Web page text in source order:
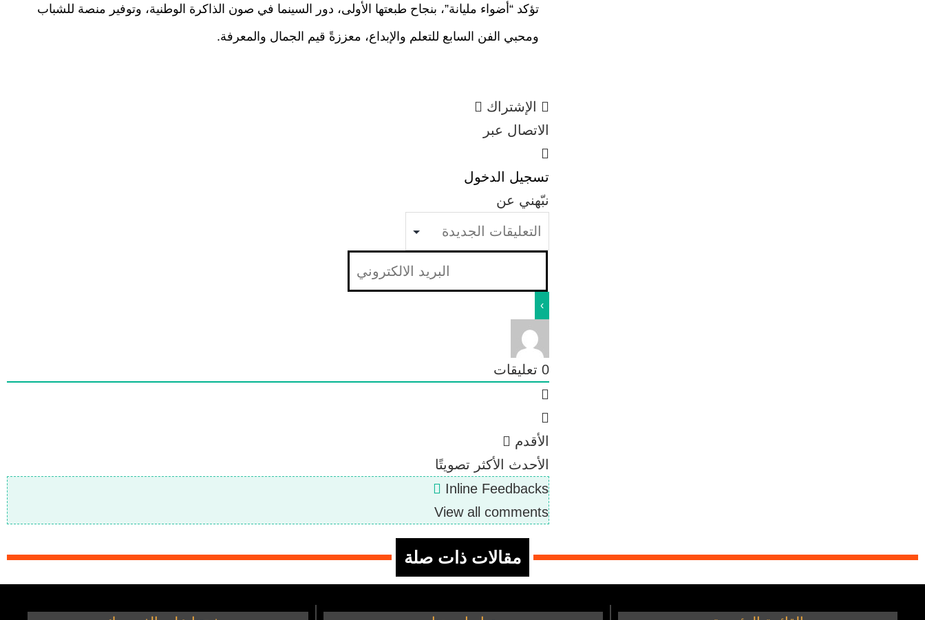
تؤكد “أضواء مليانة”، بنجاح طبعتها الأولى، دور السينما في صون الذاكرة الوطنية، وتوفير منصة للشباب
ومحبي الفن السابع للتعلم والإبداع، معززةً قيم الجمال والمعرفة.
الإشتراك
الاتصال عبر
تسجيل الدخول
نبّهني عن
0 تعليقات
الأقدم
الأحدث
الأكثر تصويتًا
Inline Feedbacks
View all comments
مقالات ذات صلة